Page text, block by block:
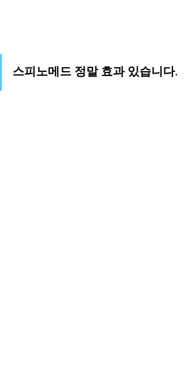
스피노메드 정말 효과 있습니다.